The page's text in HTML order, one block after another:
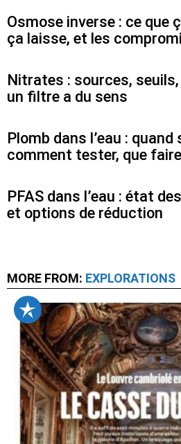
Osmose inverse : ce que
ça laisse, et les
Nitrates : sources,
un filtre a du sens
Plomb dans l’eau :
comment tester, que faire
PFAS dans l’eau : état
et options de réduction
MORE FROM: EXPLORATIONS